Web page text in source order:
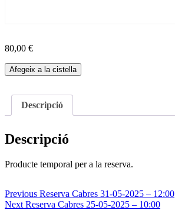
80,00 €
quantitat
de
Cabres
-
Afegeix a la cistella
Descripció
Descripció
Producte temporal per a la reserva.
Navegació
d'entrades
Previous Reserva Cabres 31-05-2025 – 12:00
Next Reserva Cabres 25-05-2025 – 10:00